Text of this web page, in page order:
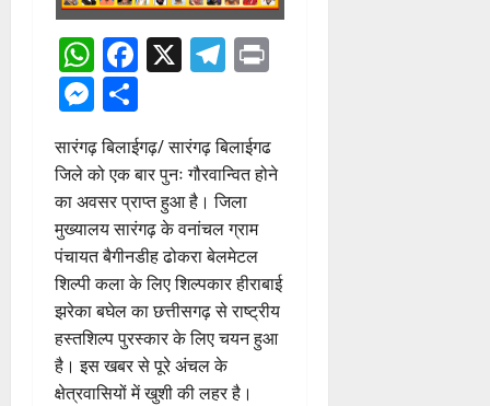
WhatsApp
Facebook
X Telegram
Messenger
सारंगढ़ बिलाईगढ़/ सारंगढ़ बिलाईगढ
जिले को एक बार पुनः गौरवान्वित होने
का अवसर प्राप्त हुआ है। जिला
मुख्यालय सारंगढ़ के वनांचल ग्राम
पंचायत बैगीनडीह ढोकरा बेलमेटल
शिल्पी कला के लिए शिल्पकार हीराबाई
झरेका बघेल का छत्तीसगढ़ से राष्ट्रीय
हस्तशिल्प पुरस्कार के लिए चयन हुआ
है। इस खबर से पूरे अंचल के
क्षेत्रवासियों में खुशी की लहर है।